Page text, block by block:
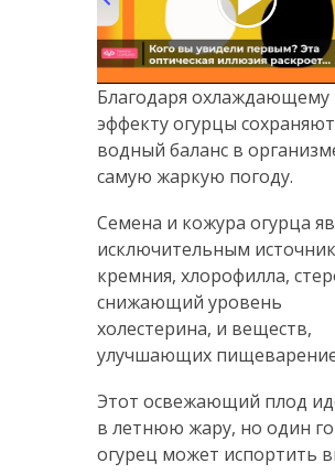
00:00/01:00
Благодаря охлаждающему
эффекту огурцы сохраняют
водный баланс в
самую жаркую погоду.
Семена и кожура огурца
исключительным
кремния, хлорофилла,
снижающий уровень
холестерина, и веществ,
улучшающих
Этот освежающий плод
в летнюю жару, но один
огурец может испортить